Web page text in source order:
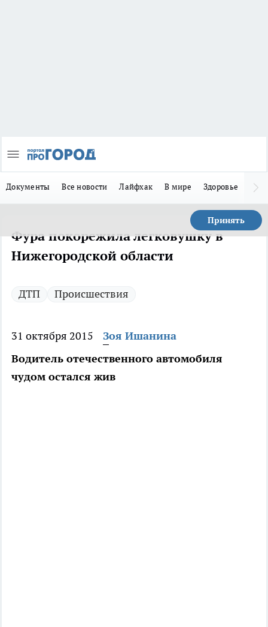
Документы Все новости Лайфхак В мире Здоровье
Принять
Фура покорежила легковушку в
Нижегородской области
ДТП Происшествия
31 октября 2015
Зоя Ишанина
Водитель отечественного автомобиля
чудом остался жив